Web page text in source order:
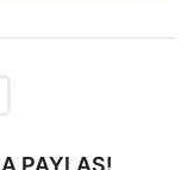
PAYLAŞ!